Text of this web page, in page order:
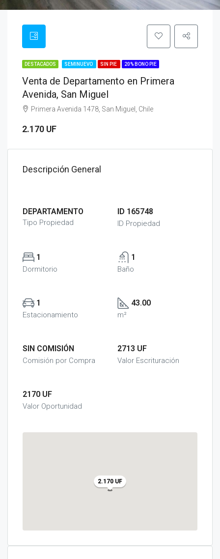
DESTACADOS SEMINUEVO SIN PIE 20% BONO PIE
Venta de Departamento en Primera
Avenida, San Miguel
Primera Avenida 1478, San Miguel, Chile
2.170 UF
Descripción General
DEPARTAMENTO
Tipo Propiedad
ID 165748
ID Propiedad
1
Dormitorio
1
Baño
1
Estacionamiento
43.00
m²
SIN COMISIÓN
Comisión por Compra
2713 UF
Valor Escrituración
2170 UF
Valor Oportunidad
2.170 UF